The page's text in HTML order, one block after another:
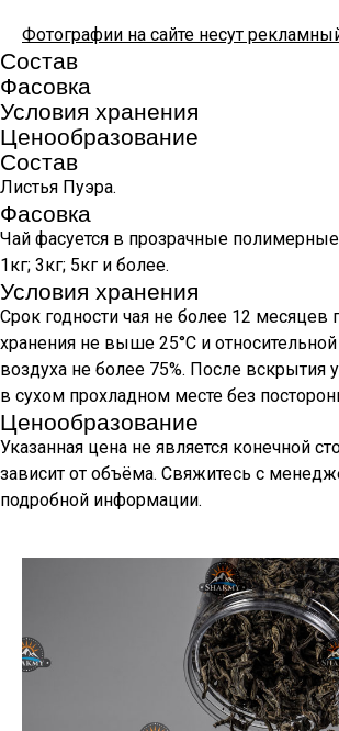
Фотографии на сайте несут
Состав
Фасовка
Условия хранения
Ценообразование
Состав
Листья Пуэра.
Фасовка
Чай фасуется в прозрачные
1кг; 3кг; 5кг и более.
Условия хранения
Срок годности чая не более 12 месяцев
хранения не выше 25°С и
воздуха не более 75%. После вскрытия
в сухом прохладном месте без
Ценообразование
Указанная цена не является конечной
зависит от объёма. Свяжитесь с
подробной информации.